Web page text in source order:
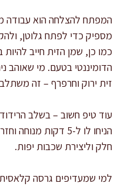
המפתח להצלחה הוא עבודה
מספיק כדי לפתח גלוטן,
כמו כן, שמן הזית חייב
הדומיננטי בטעם. מי שאוהב
זית ירוק וחרפרף – זה
עוד טיפ חשוב – בשלב
הניחו לו ל-5 דקות
חלק וליצירת שכבות יפות.
למי שמעדיפים גרסה